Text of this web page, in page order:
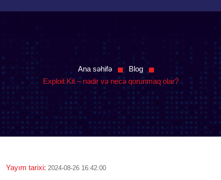
Ana səhifə
Blog
Exploit Kit – nədir və necə qorunmaq olar?
Yayım tarixi: 2024-08-26 16:42:00